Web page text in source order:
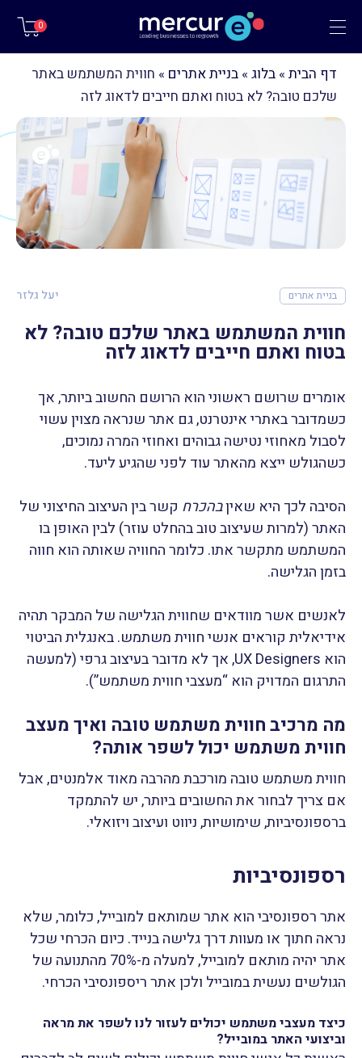
תפריט 0
דף הבית » בלוג » בניית אתרים » חווית המשתמש באתר
שלכם טובה? לא בטוח ואתם חייבים לדאוג לזה
בניית אתרים יעל גלזר
חווית המשתמש באתר שלכם טובה? לא
בטוח ואתם חייבים לדאוג לזה
אומרים שרושם ראשוני הוא הרושם החשוב ביותר, אך
כשמדובר באתרי אינטרנט, גם אתר שנראה מצוין עשוי
לסבול מאחוזי נטישה גבוהים ואחוזי המרה נמוכים,
כשהגולש ייצא מהאתר עוד לפני שהגיע ליעד.
הסיבה לכך היא שאיןבהכרח קשר בין העיצוב החיצוני של
האתר (למרות שעיצוב טוב בהחלט עוזר) לבין האופן בו
המשתמש מתקשר אתו. כלומר החוויה שאותה הוא חווה
בזמן הגלישה.
לאנשים אשר מוודאים שחווית הגלישה של המבקר תהיה
אידיאלית קוראים אנשי חווית משתמש. באנגלית הביטוי
הוא UX Designers, אך לא מדובר בעיצוב גרפי (למעשה
התרגום המדויק הוא “מעצבי חווית משתמש”).
מה מרכיב חווית משתמש טובה ואיך מעצב
חווית משתמש יכול לשפר אותה?
חווית משתמש טובה מורכבת מהרבה מאוד אלמנטים, אבל
אם צריך לבחור את החשובים ביותר, יש להתמקד
ברספונסיביות, שימושיות, ניווט ועיצוב ויזואלי.
רספונסיביות
אתר רספונסיבי הוא אתר שמותאם למובייל, כלומר, שלא
נראה חתוך או מעוות דרך גלישה בנייד. כיום הכרחי שכל
אתר יהיה מותאם למובייל, למעלה מ-70% מהתנועה של
הגולשים נעשית במובייל ולכן אתר ריספונסיבי הכרחי.
כיצד מעצבי משתמש יכולים לעזור לנו לשפר את מראה
וביצועי האתר במובייל?